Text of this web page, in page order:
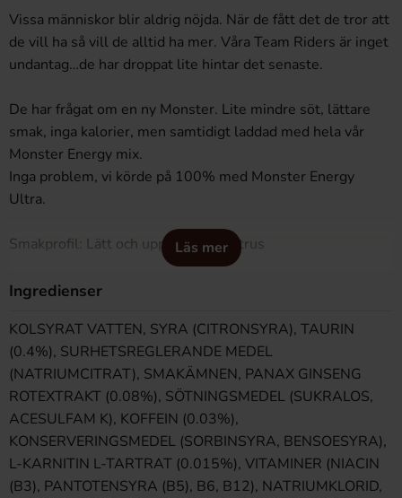
Vissa människor blir aldrig nöjda. När de fått det de tror att
de vill ha så vill de alltid ha mer. Våra Team Riders är inget
undantag…de har droppat lite hintar det senaste.
De har frågat om en ny Monster. Lite mindre söt, lättare
smak, inga kalorier, men samtidigt laddad med hela vår
Monster Energy mix.
Inga problem, vi körde på 100% med Monster Energy
Ultra.
Smakprofil: Lätt och uppfriskande citrus
Unleash the Ultra Beast!
Läs mer
Ingredienser
KOLSYRAT VATTEN, SYRA (CITRONSYRA), TAURIN
(0.4%), SURHETSREGLERANDE MEDEL
(NATRIUMCITRAT), SMAKÄMNEN, PANAX GINSENG
ROTEXTRAKT (0.08%), SÖTNINGSMEDEL (SUKRALOS,
ACESULFAM K), KOFFEIN (0.03%),
KONSERVERINGSMEDEL (SORBINSYRA, BENSOESYRA),
L-KARNITIN L-TARTRAT (0.015%), VITAMINER (NIACIN
(B3), PANTOTENSYRA (B5), B6, B12), NATRIUMKLORID,